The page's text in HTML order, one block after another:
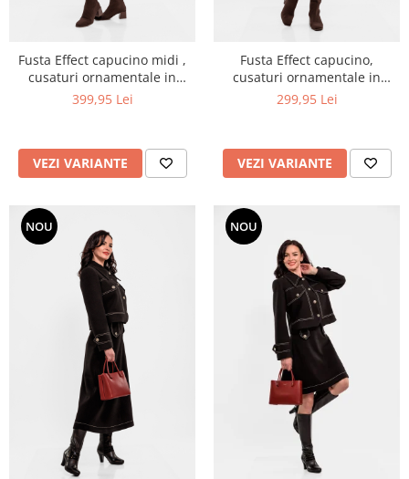
Fusta Effect capucino midi ,
cusaturi ornamentale in
contrast
399,95 Lei
VEZI VARIANTE
Fusta Effect capucino,
cusaturi ornamentale in
contrast
299,95 Lei
VEZI VARIANTE
NOU NOU